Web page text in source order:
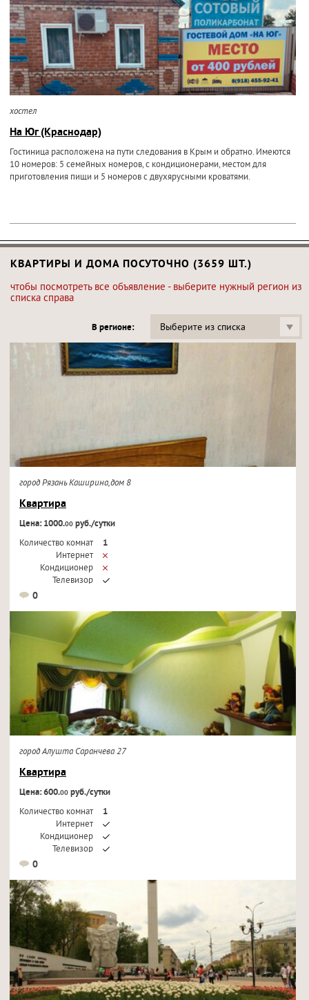
хостел
На Юг (Краснодар)
Гостиница расположена на пути следования в Крым и обратно. Имеются
10 номеров: 5 семейных номеров, с кондиционерами, местом для
приготовления пищи и 5 номеров с двухярусными кроватями.
КВАРТИРЫ И ДОМА ПОСУТОЧНО (3659 ШТ.)
чтобы посмотреть все объявление - выберите нужный регион из
списка справа
В регионе: Выберите из списка
город Рязань Каширина,дом 8
Квартира
Цена: 1000.00руб./сутки
Количество комнат
1
Интернет
Кондиционер
Телевизор
0
город Алушта Саранчева 27
Квартира
Цена: 600.00руб./сутки
Количество комнат
1
Интернет
Кондиционер
Телевизор
0